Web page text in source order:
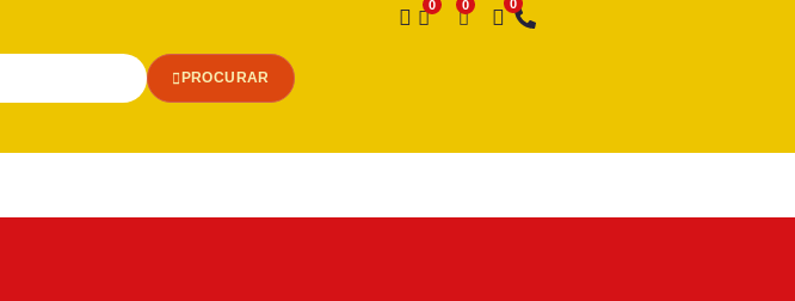
PROCURAR
Desejo